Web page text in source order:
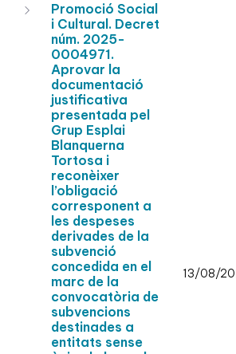
Promoció Social
i Cultural. Decret
núm. 2025-
0004971.
Aprovar la
documentació
justificativa
presentada pel
Grup Esplai
Blanquerna
Tortosa i
reconèixer
l’obligació
corresponent a
les despeses
derivades de la
subvenció
concedida en el
marc de la
convocatòria de
subvencions
destinades a
entitats sense
13/08/